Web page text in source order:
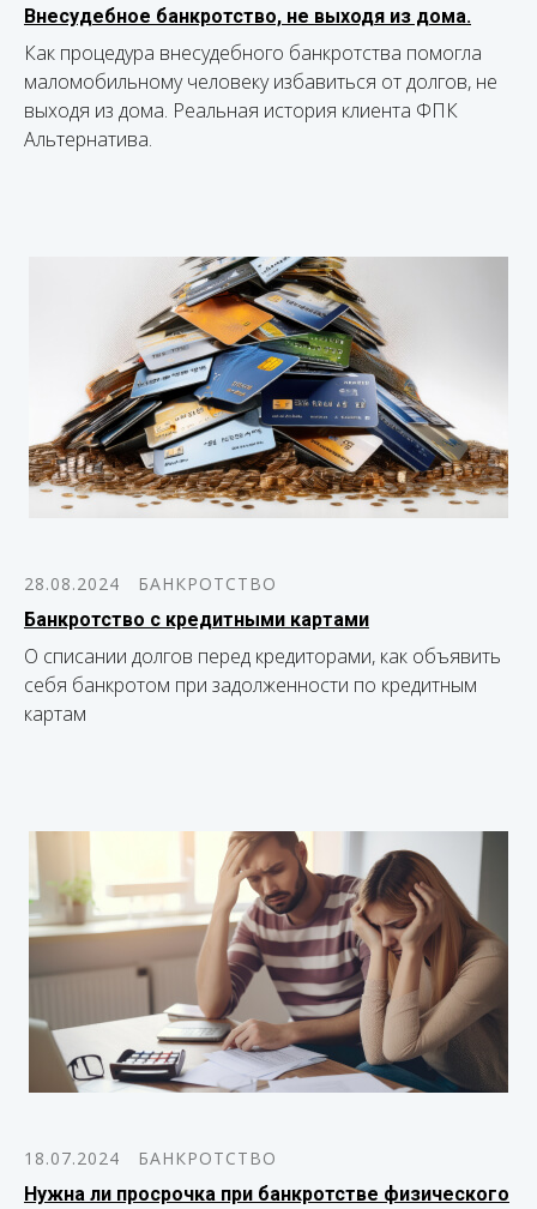
Внесудебное банкротство, не выходя из дома.
Как процедура внесудебного банкротства помогла
маломобильному человеку избавиться от долгов, не
выходя из дома. Реальная история клиента ФПК
Альтернатива.
28.08.2024
БАНКРОТСТВО
Банкротство с кредитными картами
О списании долгов перед кредиторами, как объявить
себя банкротом при задолженности по кредитным
картам
18.07.2024
БАНКРОТСТВО
Нужна ли просрочка при банкротстве физического